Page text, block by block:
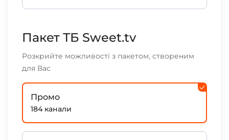
Пакет ТБ Sweet.tv
Розкрийте можливості з пакетом, створеним
для Вас
Промо
184 канали